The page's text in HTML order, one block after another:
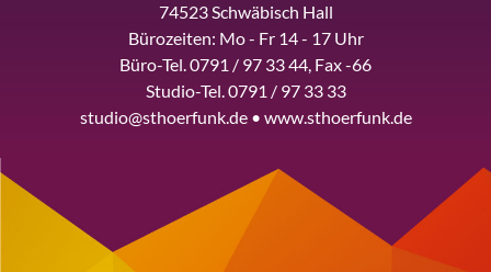
74523 Schwäbisch Hall
Bürozeiten: Mo - Fr 14 - 17 Uhr
Büro-Tel. 0791 / 97 33 44, Fax -66
Studio-Tel. 0791 / 97 33 33
studio@sthoerfunk.de • www.sthoerfunk.de